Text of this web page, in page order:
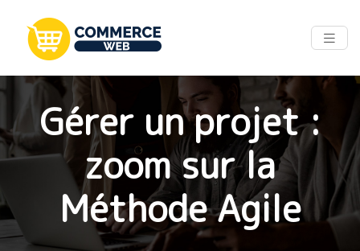
Gérer un projet :
zoom sur la
Méthode Agile